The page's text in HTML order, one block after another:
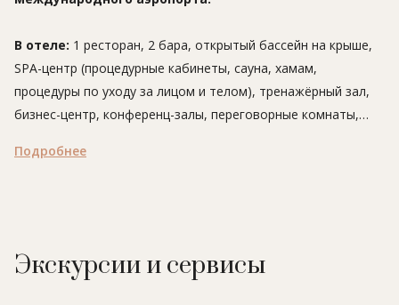
В отеле: 1 ресторан, 2 бара, открытый бассейн на крыше,
SPA-центр (процедурные кабинеты, сауна, хамам,
процедуры по уходу за лицом и телом), тренажёрный зал,
бизнес-центр, конференц-залы, переговорные комнаты,
Azimuth Rooftop Bar
коктейли. Есть открытая терраса. Панорамный вид на
Подробнее
Экскурсии и сервисы